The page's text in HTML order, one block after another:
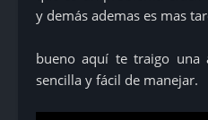
y demás ademas es mas
bueno aquí te traigo una
sencilla y fácil de manejar.